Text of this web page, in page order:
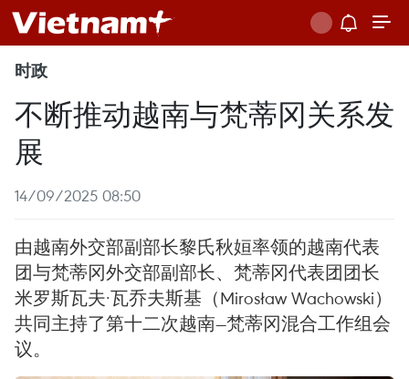
时政
不断推动越南与梵蒂冈关系发
展
14/09/2025 08:50
由越南外交部副部长黎氏秋姮率领的越南代表
团与梵蒂冈外交部副部长、梵蒂冈代表团团长
米罗斯瓦夫·瓦乔夫斯基（Mirosław Wachowski）
共同主持了第十二次越南—梵蒂冈混合工作组会
议。